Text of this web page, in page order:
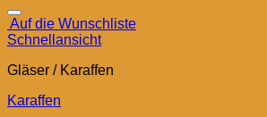
Auf die Wunschliste
Schnellansicht
Gläser / Karaffen
Karaffen